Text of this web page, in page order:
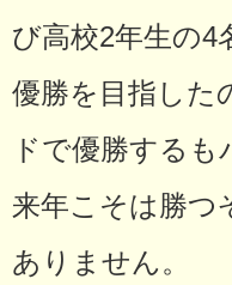
び高校2年生の4
優勝を目指した
ドで優勝する
来年こそは勝
ありません。